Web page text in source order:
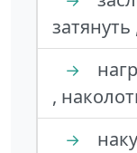
→
,
→